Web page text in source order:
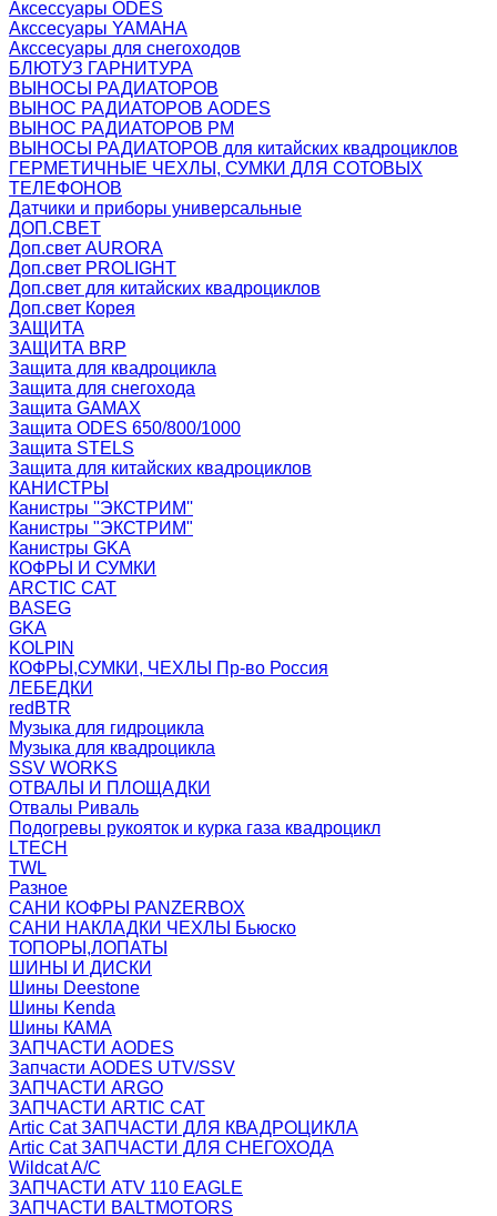
Аксессуары ODES
Акссесуары YAMAHA
Акссесуары для снегоходов
БЛЮТУЗ ГАРНИТУРА
ВЫНОСЫ РАДИАТОРОВ
ВЫНОС РАДИАТОРОВ AODES
ВЫНОС РАДИАТОРОВ РМ
ВЫНОСЫ РАДИАТОРОВ для китайских квадроциклов
ГЕРМЕТИЧНЫЕ ЧЕХЛЫ, СУМКИ ДЛЯ СОТОВЫХ
ТЕЛЕФОНОВ
Датчики и приборы универсальные
ДОП.СВЕТ
Доп.свет AURORA
Доп.свет PROLIGHT
Доп.свет для китайских квадроциклов
Доп.свет Корея
ЗАЩИТА
ЗАЩИТА BRP
Защита для квадроцикла
Защита для снегохода
Защита GAMAX
Защита ODES 650/800/1000
Защита STELS
Защита для китайских квадроциклов
КАНИСТРЫ
Канистры ''ЭКСТРИМ''
Канистры "ЭКСТРИМ"
Канистры GKA
КОФРЫ И СУМКИ
ARCTIC CAT
BASEG
GKA
KOLPIN
КОФРЫ,СУМКИ, ЧЕХЛЫ Пр-во Россия
ЛЕБЕДКИ
redBTR
Музыка для гидроцикла
Музыка для квадроцикла
SSV WORKS
ОТВАЛЫ И ПЛОЩАДКИ
Отвалы Риваль
Подогревы рукояток и курка газа квадроцикл
LTECH
TWL
Разное
САНИ КОФРЫ PANZERBOX
САНИ НАКЛАДКИ ЧЕХЛЫ Бьюско
ТОПОРЫ,ЛОПАТЫ
ШИНЫ И ДИСКИ
Шины Deestone
Шины Kenda
Шины КАМА
ЗАПЧАСТИ AODES
Запчасти AODES UTV/SSV
ЗАПЧАСТИ ARGO
ЗАПЧАСТИ ARTIC CAT
Artic Cat ЗАПЧАСТИ ДЛЯ КВАДРОЦИКЛА
Artic Cat ЗАПЧАСТИ ДЛЯ СНЕГОХОДА
Wildcat A/C
ЗАПЧАСТИ ATV 110 EAGLE
ЗАПЧАСТИ BALTMOTORS